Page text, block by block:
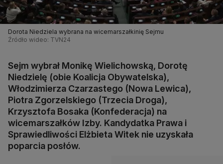
Dorota Niedziela wybrana na wicemarszałkinię Sejmu
Źródło wideo: TVN24
Sejm wybrał Monikę Wielichowską, Dorotę
Niedzielę (obie Koalicja Obywatelska),
Włodzimierza Czarzastego (Nowa Lewica),
Piotra Zgorzelskiego (Trzecia Droga),
Krzysztofa Bosaka (Konfederacja) na
wicemarszałków Izby. Kandydatka Prawa i
Sprawiedliwości Elżbieta Witek nie uzyskała
poparcia posłów.